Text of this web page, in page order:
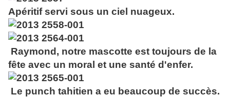
Apéritif servi sous un ciel nuageux.
Raymond, notre mascotte est toujours de la
fête avec un moral et une santé d'enfer.
Le punch tahitien a eu beaucoup de succès.